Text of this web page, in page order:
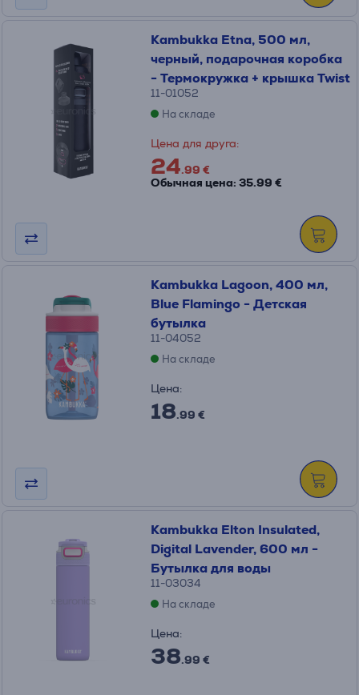
Kambukka Etna, 500 мл,
черный, подарочная коробка
- Термокружка + крышка Twist
11-01052
На складе
Цена для друга:
24.99 €
Обычная цена: 35.99 €
Kambukka Lagoon, 400 мл,
Blue Flamingo - Детская
бутылка
11-04052
На складе
Цена:
18.99 €
Kambukka Elton Insulated,
Digital Lavender, 600 мл -
Бутылка для воды
11-03034
На складе
Цена:
38.99 €